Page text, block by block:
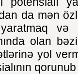
da mən
və
olan
yol